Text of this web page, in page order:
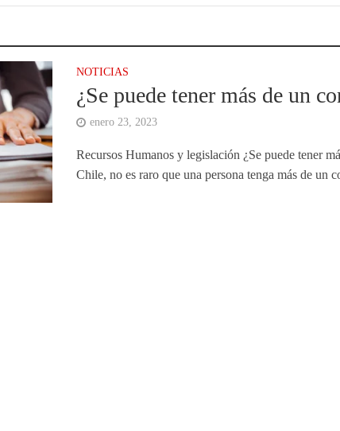
NOTICIAS
¿Se puede tener más de un
enero 23, 2023
Recursos Humanos y legislación ¿Se puede tener
Chile, no es raro que una persona tenga más de un